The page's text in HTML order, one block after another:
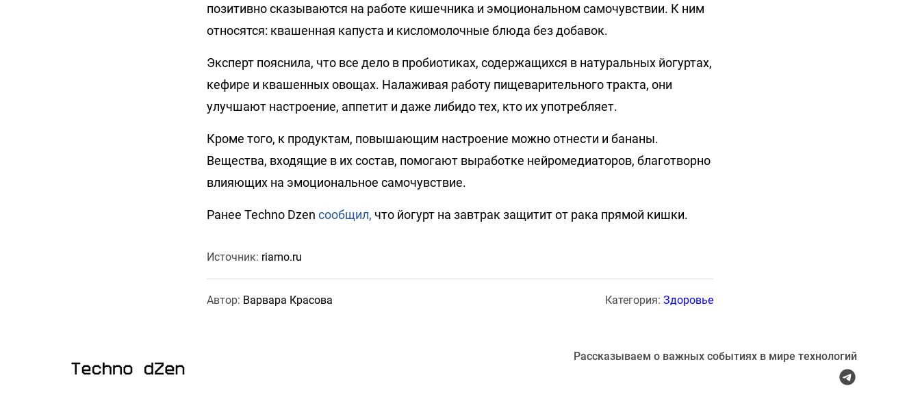
позитивно сказываются на работе кишечника и эмоциональном самочувствии. К ним
относятся: квашенная капуста и кисломолочные блюда без добавок.
Эксперт пояснила, что все дело в пробиотиках, содержащихся в натуральных йогуртах,
кефире и квашенных овощах. Налаживая работу пищеварительного тракта, они
улучшают настроение, аппетит и даже либидо тех, кто их употребляет.
Кроме того, к продуктам, повышающим настроение можно отнести и бананы.
Вещества, входящие в их состав, помогают выработке нейромедиаторов, благотворно
влияющих на эмоциональное самочувствие.
Ранее Techno Dzen сообщил, что йогурт на завтрак защитит от рака прямой кишки.
Источник: riamo.ru
Автор: Варвара Красова Категория: Здоровье
Рассказываем о важных событиях в мире технологий